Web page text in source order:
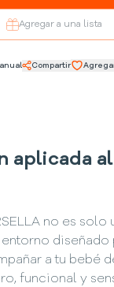
Agregar a una lista
Compartir
aplicada
no es solo
entorno diseñado
a tu bebé
funcional y